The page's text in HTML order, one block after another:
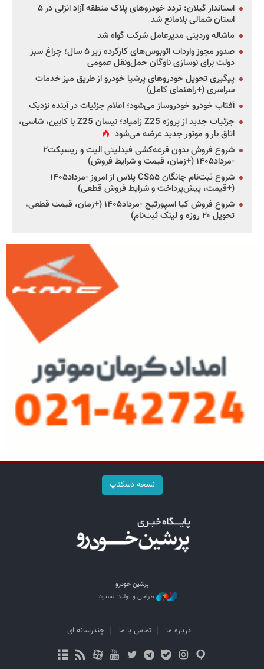
استاندار گیلان: تردد خودروهای پلاک منطقه آزاد انزلی در ۵
استان شمالی بلامانع شد
ماشاله وردینی مدیرعامل شرکت گواه شد
صدور مجوز واردات اتوبوس‌های کارکرده زیر ۵ سال؛ چراغ سبز
دولت برای نوسازی ناوگان حمل‌ونقل عمومی
پیگیری تحویل خودروهای پرشیا خودرو از طریق میز خدمات
سراسری (+راهنمای کامل)
آفتاب خودرو خودروساز می‌شود؛ اعلام جزئیات در آینده نزدیک
جزئیات جدید از پروژه Z25 زامیاد؛ نیسان Z25 با کابین، شاسی،
اتاق بار و موتور جدید عرضه می‌شود
شروع فروش بدون قرعه‌کشی فیدلیتی الیت و ریسپکت۲
-مرداد۱۴۰۵ (+زمان، قیمت و شرایط فروش)
شروع ثبت‌نام چانگان CS۵۵ پلاس از امروز -مرداد۱۴۰۵
(+قیمت، پیش‌پرداخت و شرایط فروش قطعی)
شروع فروش کیا اسپورتیج -مرداد۱۴۰۵ (+زمان، قیمت قطعی،
تحویل ۲۰ روزه و لینک ثبت‌نام)
نسخه دسکتاپ
پرشین خودرو
طراحی و تولید: نستوه
درباره ما تماس با ما چندرسانه ای